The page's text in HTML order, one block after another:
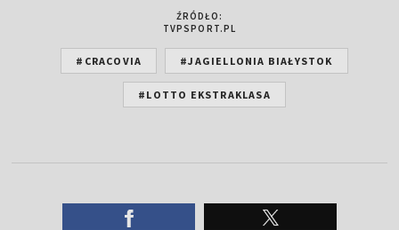
ŹRÓDŁO:
TVPSPORT.PL
#CRACOVIA #JAGIELLONIA BIAŁYSTOK
#LOTTO EKSTRAKLASA